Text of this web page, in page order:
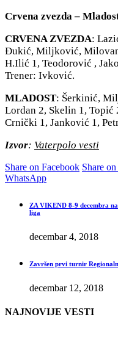
Crvena zvezda –
CRVENA ZVEZDA:
Đukić, Miljković,
H.Ilić 1, Teodorović ,
Trener: Ivković.
MLADOST: Šerkinić,
Lordan 2, Skelin 1,
Crnički 1, Janković 1,
Izvor: Vaterpolo vesti
Share on Facebook Share
WhatsApp
ZA VIKEND 8-9 decembra
liga
decembar 4, 2018
Završen prvi turnir
decembar 12, 2018
NAJNOVIJE VESTI